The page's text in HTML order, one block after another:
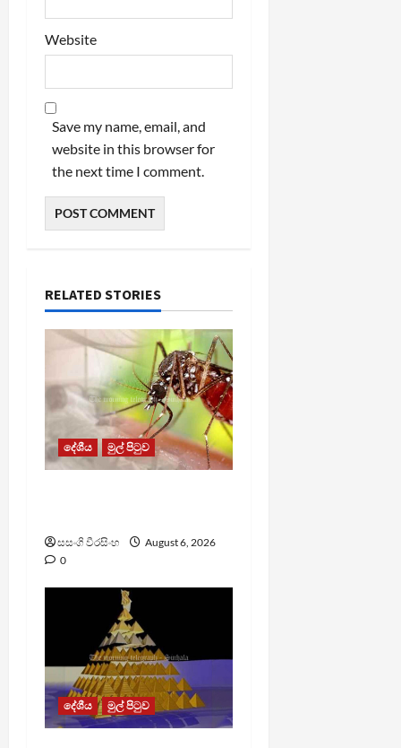
Website
Save my name, email, and
website in this browser for
the next time I comment.
RELATED STORIES
දේශීය මුල් පිටුව
සසංගි වීරසිංහ
August 6, 2026
0
දේශීය මුල් පිටුව